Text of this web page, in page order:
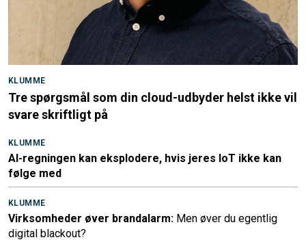
KLUMME
Tre spørgsmål som din cloud-udbyder helst ikke vil
svare skriftligt på
KLUMME
AI-regningen kan eksplodere, hvis jeres IoT ikke kan
følge med
KLUMME
Virksomheder øver brandalarm: Men øver du egentlig
digital blackout?